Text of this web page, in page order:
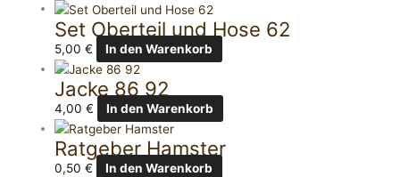
Set Oberteil und Hose 62
5,00€ In den Warenkorb
Jacke 86 92
4,00€ In den Warenkorb
Ratgeber Hamster
0,50€ In den Warenkorb